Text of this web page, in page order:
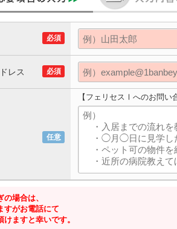
必須
必須
レス
任意
【フェリセスⅠへのお問い
の場合は、
すがお電話にて
けますと幸いです。